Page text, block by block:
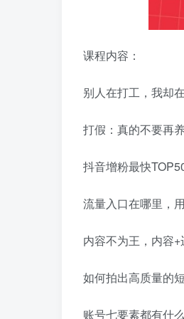
课程内容：
别人在打工，我却
打假：真的不要再
抖音增粉最快
流量入口在哪里，
内容不为王，内容
如何拍出高质量的
账号七要素都有什